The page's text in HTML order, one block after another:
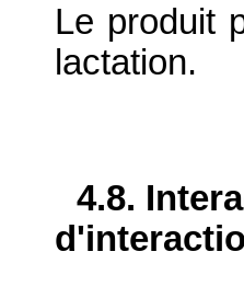
Le produit
lactation.
4.8.